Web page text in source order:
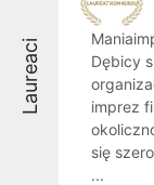
Laureaci
Dębicy
imprez
się
...